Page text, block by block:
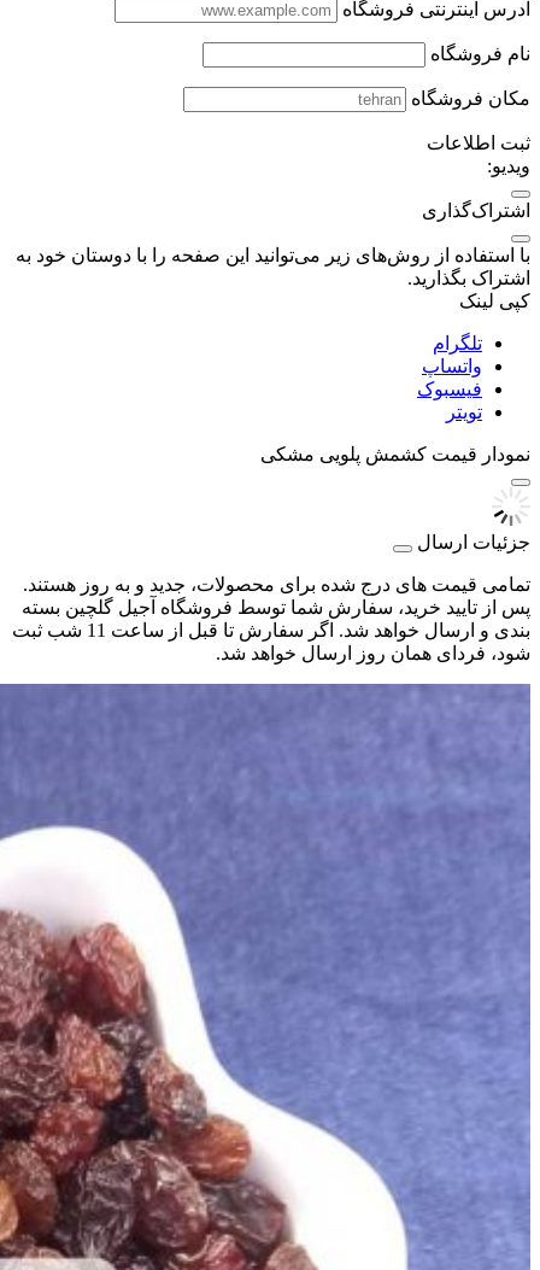
آدرس اینترنتی فروشگاه
نام فروشگاه
مکان فروشگاه
ثبت اطلاعات
ویدیو:
اشتراک‌گذاری
با استفاده از روش‌های زیر می‌توانید این صفحه را با دوستان خود به
اشتراک بگذارید.
کپی لینک
تلگرام
واتساپ
فیسبوک
تویتر
نمودار قیمت کشمش پلویی مشکی
جزئیات ارسال
تمامی قیمت های درج شده برای محصولات، جدید و به روز هستند.
پس از تایید خرید، سفارش شما توسط فروشگاه آجیل گلچین بسته
بندی و ارسال خواهد شد. اگر سفارش تا قبل از ساعت 11 شب ثبت
شود، فردای همان روز ارسال خواهد شد.